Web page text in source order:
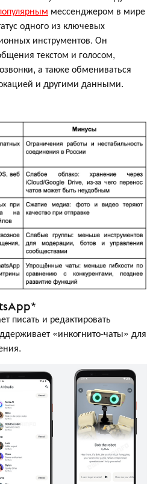
мессенджером в мире
одного из ключевых
инструментов. Он
текстом и голосом,
а также обмениваться
и другими данными.
писать и редактировать
«инкогнито-чаты» для